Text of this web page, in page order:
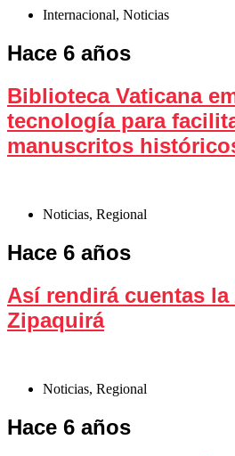
Internacional, Noticias
Hace 6 años
Biblioteca Vaticana
tecnología para
manuscritos
Noticias, Regional
Hace 6 años
Así rendirá cuentas
Zipaquirá
Noticias, Regional
Hace 6 años